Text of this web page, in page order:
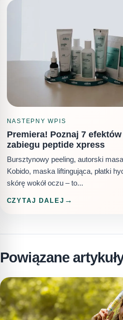
NASTEPNY WPIS
Premiera! Poznaj 7
zabiegu peptide xpress
Bursztynowy peeling, autorski
Kobido, maska liftingująca, płatki
skórę wokół oczu – to...
CZYTAJ DALEJ
Powiązane